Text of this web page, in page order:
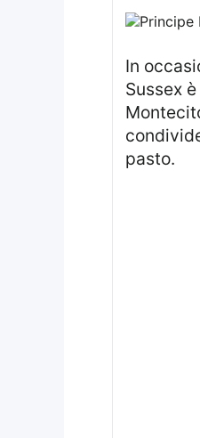
In occasione di San Valentino, il Principe Harry e Meghan Markle si trovano in situazioni distinte. Mentre il Duca di
Sussex
pasto.